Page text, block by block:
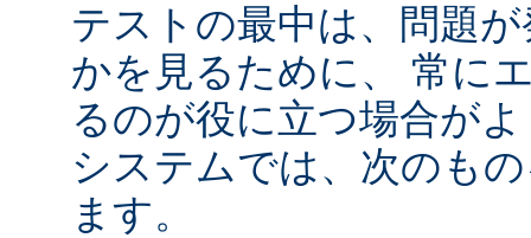
テストの最中は、問題
かを見るために、 常に
るのが役に立つ場合が
システムでは、次のも
ます。